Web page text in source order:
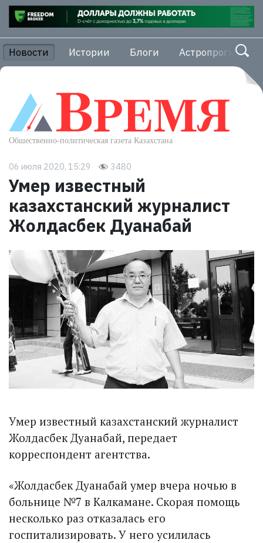
Новости Истории Блоги Астропрогноз
06 июля 2020, 15:29 3480
Умер известный
казахстанский журналист
Жолдасбек Дуанабай
Умер известный казахстанский журналист
Жолдасбек Дуанабай, передает
корреспондент агентства.
«Жолдасбек Дуанабай умер вчера ночью в
больнице №7 в Калкамане. Скорая помощь
несколько раз отказалась его
госпитализировать. У него усилилась